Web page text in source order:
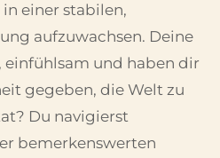
einer stabilen,
aufzuwachsen. Deine
einfühlsam und haben dir
gegeben, die Welt zu
Du navigierst
bemerkenswerten